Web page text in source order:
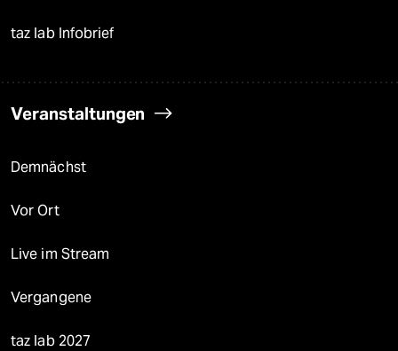
taz lab Infobrief
Veranstaltungen
Demnächst
Vor Ort
Live im Stream
Vergangene
taz lab 2027